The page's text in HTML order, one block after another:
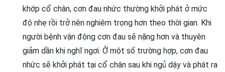
khớp cổ chân, cơn đau nhức thường khởi phát ở mức
độ nhẹ rồi trở nên nghiêm trọng hơn theo thời gian. Khi
người bệnh vận động cơn đau sẽ nặng hơn và thuyên
giảm dần khi nghĩ ngơi. Ở một số trường hợp, cơn đau
nhức sẽ khởi phát tại cổ chân sau khi ngủ dậy và phát ra